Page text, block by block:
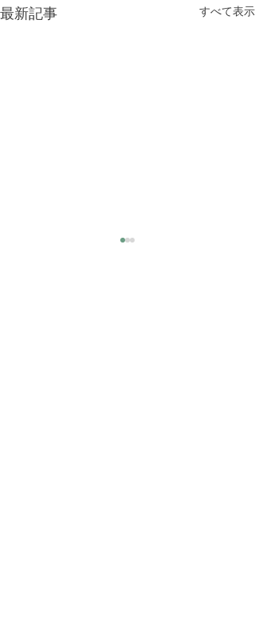
最新記事 すべて表示